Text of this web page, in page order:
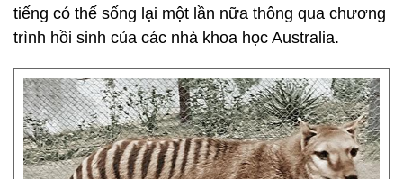
tiếng có thế sống lại một lần nữa thông qua chương
trình hồi sinh của các nhà khoa học Australia.